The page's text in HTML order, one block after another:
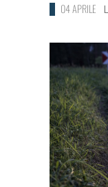
04 APRILE